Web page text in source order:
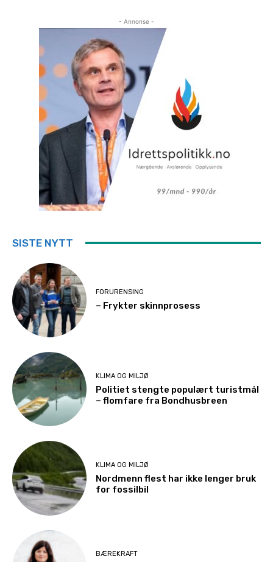
- Annonse -
SISTE NYTT
FORURENSING
– Frykter skinnprosess
KLIMA OG MILJØ
Politiet stengte populært turistmål
– flomfare fra Bondhusbreen
KLIMA OG MILJØ
Nordmenn flest har ikke lenger bruk
for fossilbil
BÆREKRAFT